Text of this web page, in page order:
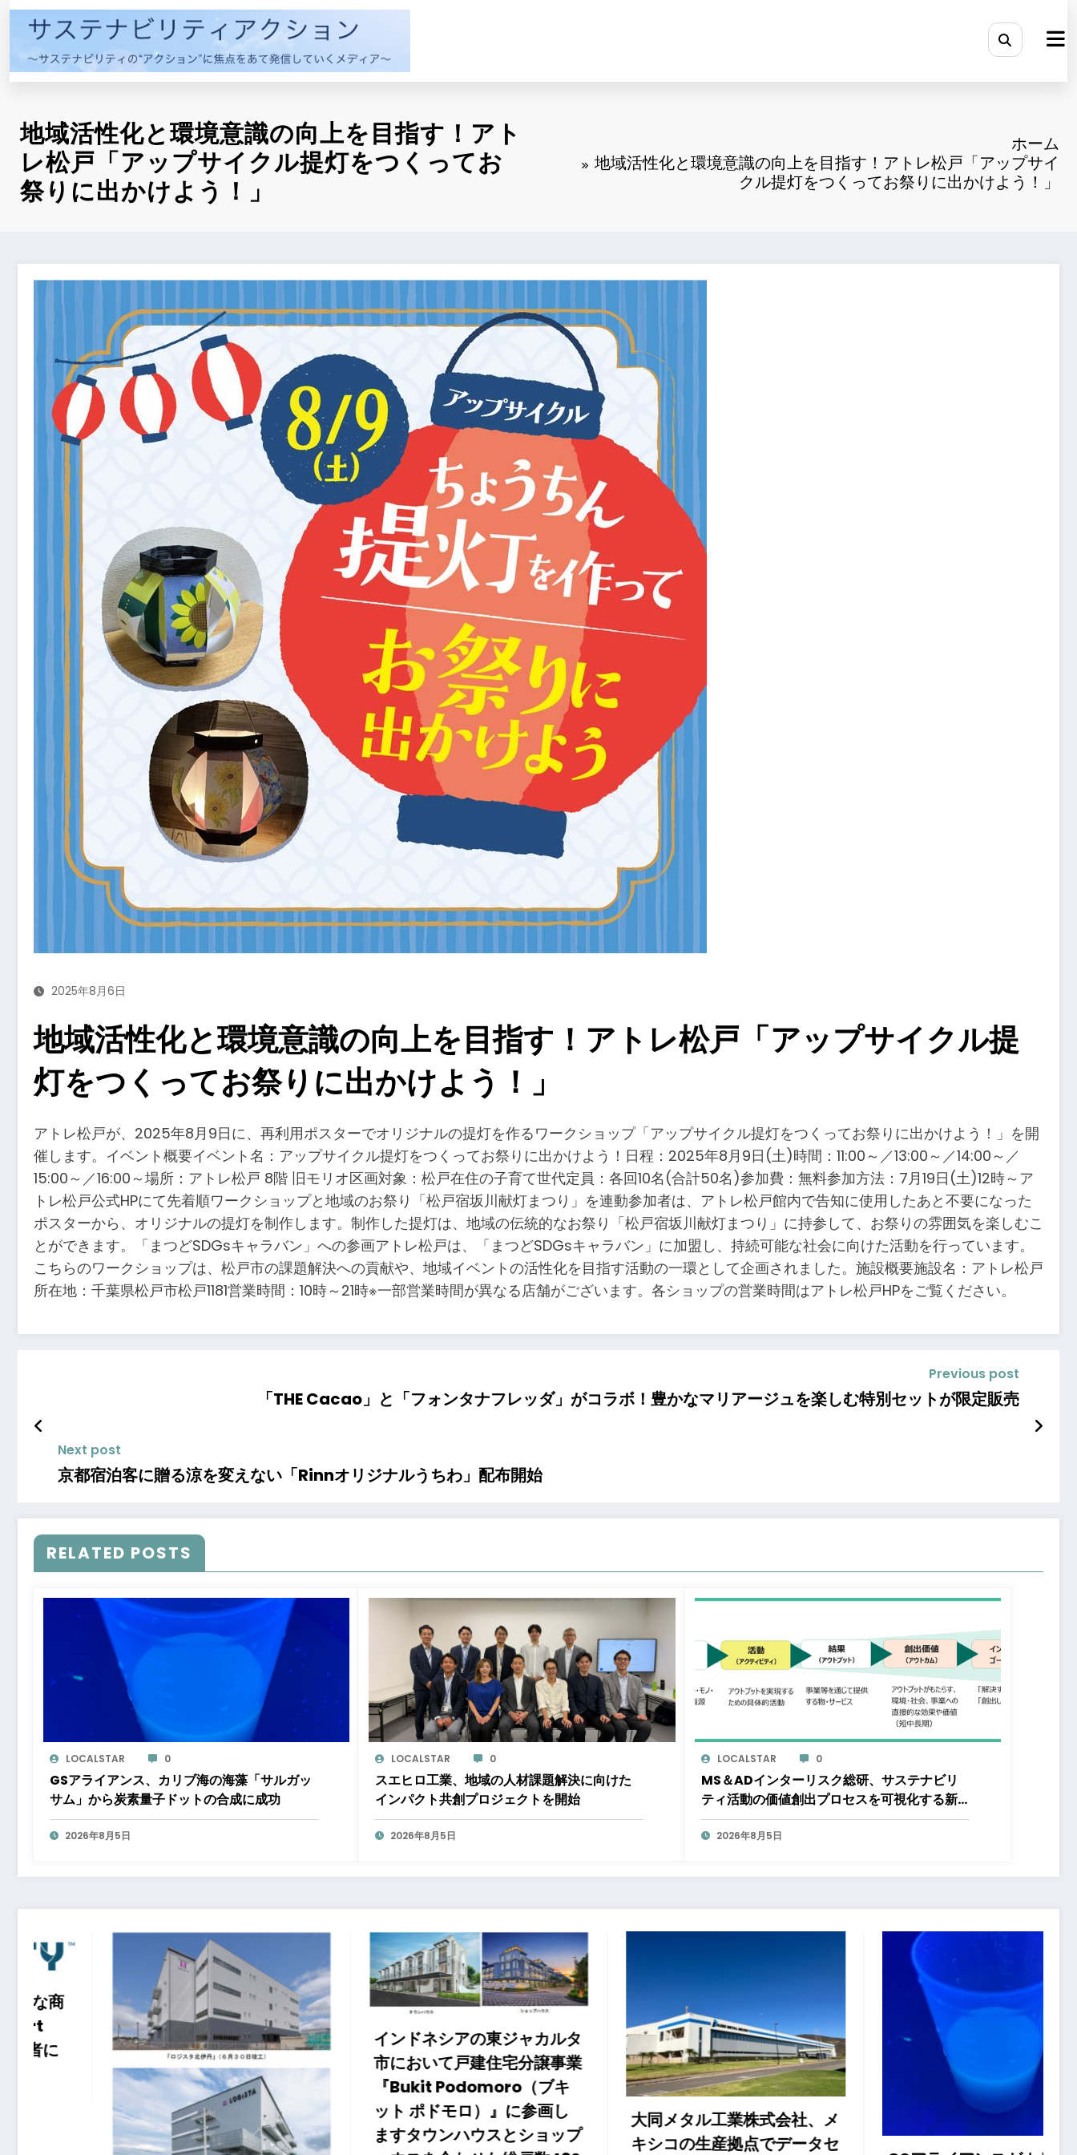
コ
ン
地域活性化と環境意識の向上を目指す！アト
レ松戸「アップサイクル提灯をつくってお
祭りに出かけよう！」
ホーム
地域活性化と環境意識の向上を目指す！アトレ松戸「アップサイ
クル提灯をつくってお祭りに出かけよう！」
2025年8月6日
地域活性化と環境意識の向上を目指す！アトレ松戸「アップサイクル提
灯をつくってお祭りに出かけよう！」
アトレ松戸が、2025年8月9日に、再利用ポスターでオリジナルの提灯を作るワークショップ「アップサイクル提灯をつくってお祭りに出かけよう！」を開
催します。イベント概要イベント名：アップサイクル提灯をつくってお祭りに出かけよう！日程：2025年8月9日(土)時間：11:00～／13:00～／14:00～／
15:00～／16:00～場所：アトレ松戸 8階 旧モリオ区画対象：松戸在住の子育て世代定員：各回10名(合計50名)参加費：無料参加方法：7月19日(土)12時～ア
トレ松戸公式HPにて先着順ワークショップと地域のお祭り「松戸宿坂川献灯まつり」を連動参加者は、アトレ松戸館内で告知に使用したあと不要になった
ポスターから、オリジナルの提灯を制作します。制作した提灯は、地域の伝統的なお祭り「松戸宿坂川献灯まつり」に持参して、お祭りの雰囲気を楽しむこ
とができます。「まつどSDGsキャラバン」への参画アトレ松戸は、「まつどSDGsキャラバン」に加盟し、持続可能な社会に向けた活動を行っています。
こちらのワークショップは、松戸市の課題解決への貢献や、地域イベントの活性化を目指す活動の一環として企画されました。施設概要施設名：アトレ松戸
所在地：千葉県松戸市松戸1181営業時間：10時～21時※一部営業時間が異なる店舗がございます。各ショップの営業時間はアトレ松戸HPをご覧ください。
Previous post
「THE Cacao」と「フォンタナフレッダ」がコラボ！豊かなマリアージュを楽しむ特別セットが限定販売
Next post
京都宿泊客に贈る涼を変えない「Rinnオリジナルうちわ」配布開始
RELATED POSTS
LOCALSTAR 0
GSアライアンス、カリブ海の海藻「サルガッ
サム」から炭素量子ドットの合成に成功
2026年8月5日
LOCALSTAR 0
スエヒロ工業、地域の人材課題解決に向けた
インパクト共創プロジェクトを開始
2026年8月5日
LOCALSTAR 0
MS＆ADインターリスク総研、サステナビリ
ティ活動の価値創出プロセスを可視化する新
サービスを開始
2026年8月5日
インドネシアの東ジャカルタ
市において戸建住宅分譲事業
『Bukit Podomoro（ブキ
ット ポドモロ）』に参画し
ますタウンハウスとショップ
大同メタル工業株式会社、メ
キシコの生産拠点でデータセ